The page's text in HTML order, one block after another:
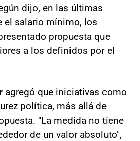
dijo, en las últimas
el salario mínimo, los
propuesta que
a los definidos por el
agregó que iniciativas como
política, más allá de
"La medida no tiene
de un valor absoluto",